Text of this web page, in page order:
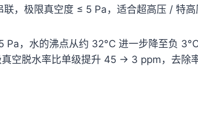
联，极限真空度 ≤ 5 Pa，适合超高压 / 特
Pa，水的沸点从约 32°C 进一步降至负
空脱水率比单级提升 45 → 3 ppm，去除